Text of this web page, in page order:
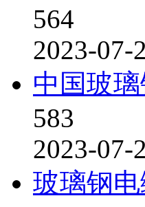
564
2023-07-
中国玻
583
2023-07-
玻璃钢